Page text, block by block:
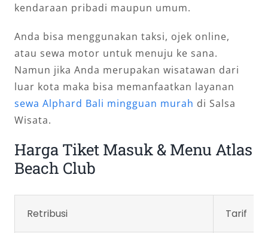
kendaraan pribadi maupun umum.
Anda bisa menggunakan taksi, ojek online,
atau sewa motor untuk menuju ke sana.
Namun jika Anda merupakan wisatawan dari
luar kota maka bisa memanfaatkan layanan
sewa Alphard Bali mingguan murah di Salsa
Wisata.
Harga Tiket Masuk & Menu Atlas
Beach Club
Retribusi Tarif